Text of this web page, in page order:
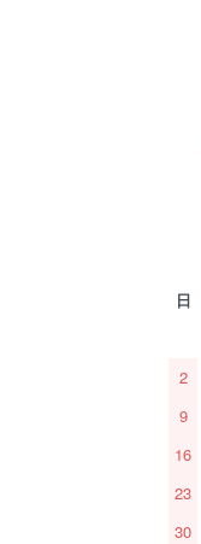
日
2
9
16
23
30